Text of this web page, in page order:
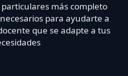
particulares más completo
para ayudarte a
que se adapte a tus